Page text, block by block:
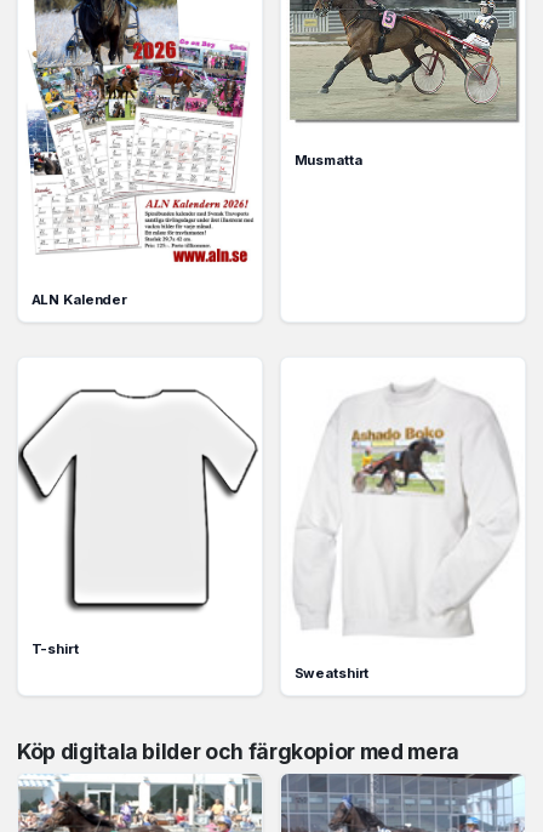
ALN Kalender
Musmatta
T-shirt
Sweatshirt
Köp digitala bilder och färgkopior med mera